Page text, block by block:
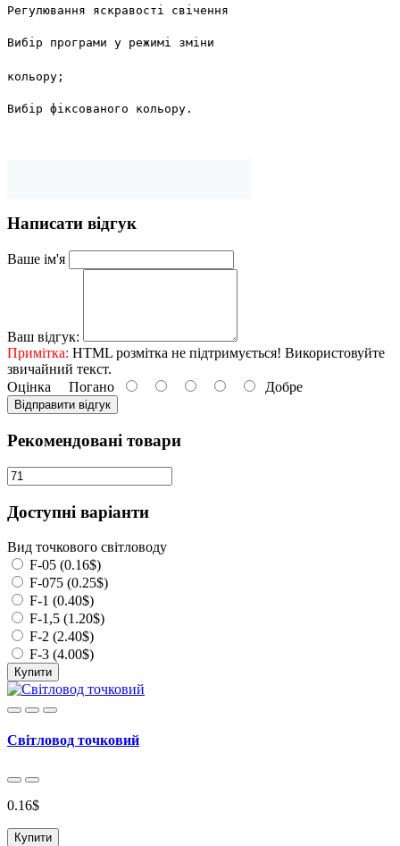
Регулювання яскравості свічення
Вибір програми у режимі зміни
кольору;
Вибір фіксованого кольору.
Написати відгук
Ваше ім'я
Ваш відгук:
Примітка: HTML розмітка не підтримується! Використовуйте
звичайний текст.
Оцінка Погано Добре
Відправити відгук
Рекомендовані товари
Доступні варіанти
Вид точкового світловоду
F-05 (0.16$)
F-075 (0.25$)
F-1 (0.40$)
F-1,5 (1.20$)
F-2 (2.40$)
F-3 (4.00$)
Купити
Світловод точковий
0.16$
Купити